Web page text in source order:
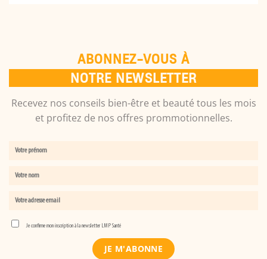
ABONNEZ-VOUS À
NOTRE NEWSLETTER
Recevez nos conseils bien-être et beauté tous les mois
et profitez de nos offres prommotionnelles.
Je confirme mon inscription à la newsletter LMP Santé